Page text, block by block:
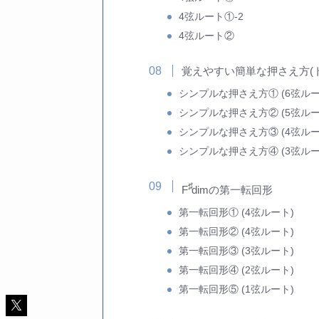
4弦ルート①-2
4弦ルート②
覚えやすい簡単な押さえ方(
シンプルな押さえ方① (6弦ル
シンプルな押さえ方② (5弦ル
シンプルな押さえ方③ (4弦ル
シンプルな押さえ方④ (3弦ル
F♯dimの第一転回形
第一転回形① (4弦ルート)
第一転回形② (4弦ルート)
第一転回形③ (3弦ルート)
第一転回形④ (2弦ルート)
第一転回形⑤ (1弦ルート)